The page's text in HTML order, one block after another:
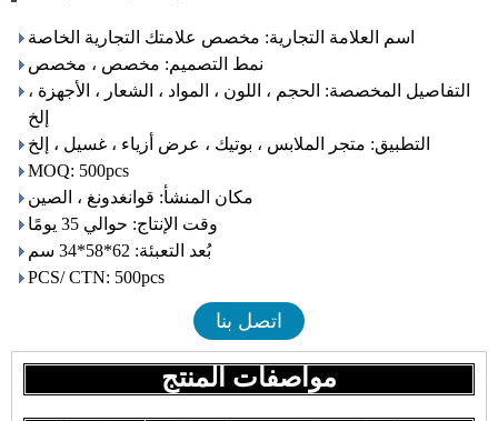
اسم العلامة التجارية: مخصص علامتك التجارية الخاصة
نمط التصميم: مخصص ، مخصص
التفاصيل المخصصة: الحجم ، اللون ، المواد ، الشعار ، الأجهزة ،
إلخ
التطبيق: متجر الملابس ، بوتيك ، عرض أزياء ، غسيل ، إلخ
MOQ: 500pcs
مكان المنشأ: قوانغدونغ ، الصين
وقت الإنتاج: حوالي 35 يومًا
بُعد التعبئة: 62*58*34 سم
PCS/ CTN: 500pcs
اتصل بنا
مواصفات المنتج